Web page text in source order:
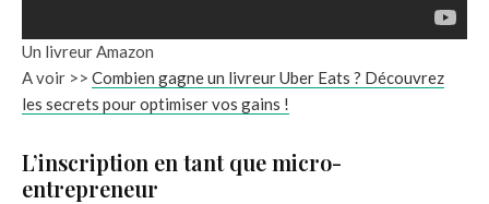
Un livreur Amazon
A voir >> Combien gagne un livreur Uber Eats ? Découvrez
les secrets pour optimiser vos gains !
L’inscription en tant que micro-
entrepreneur